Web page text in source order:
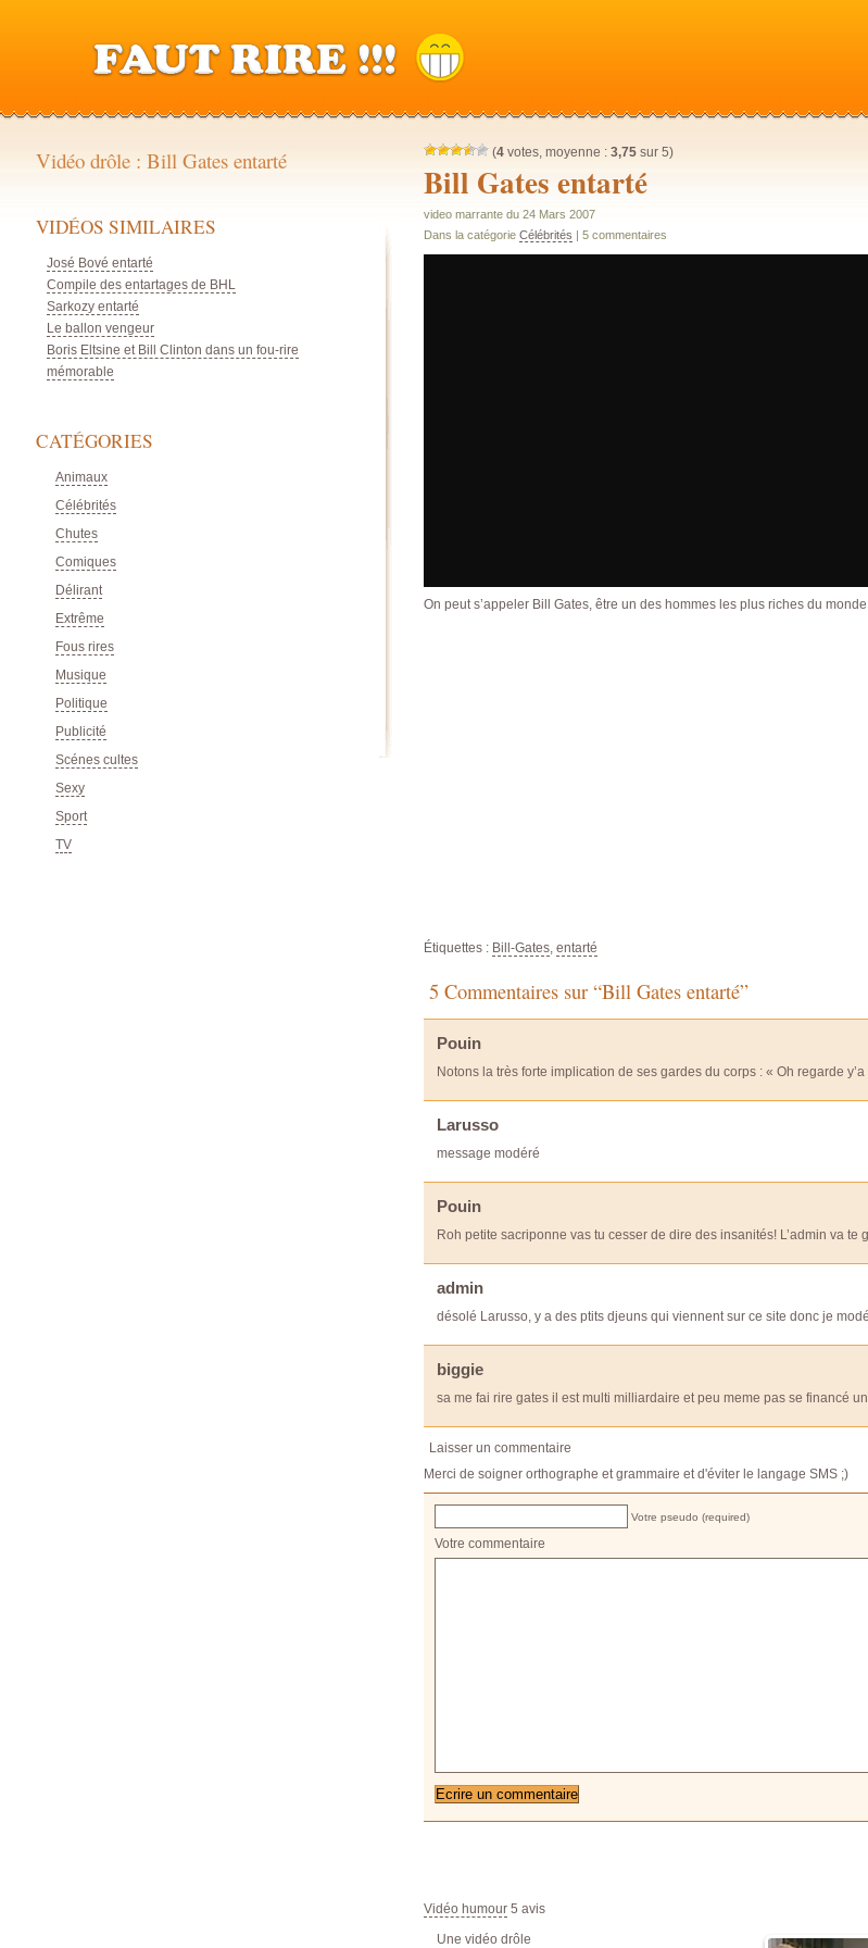
(4votes, moyenne : 3,75sur 5)
Bill Gates entarté
video marrante du 24 Mars 2007
Dans la catégorie Célébrités | 5 commentaires
On peut s’appeler Bill Gates, être un des hommes les plus riches du
Étiquettes : Bill-Gates, entarté
5 Commentaires sur “Bill Gates entarté”
Pouin
Notons la très forte implication de ses gardes du corps : « Oh regarde
Larusso
message modéré
Pouin
Roh petite sacriponne vas tu cesser de dire des insanités! L’admin va te
admin
désolé Larusso, y a des ptits djeuns qui viennent sur ce site donc je
biggie
sa me fai rire gates il est multi milliardaire et peu meme pas se financé
Laisser un commentaire
Merci de soigner orthographe et grammaire et d'éviter le langage SMS ;)
Votre pseudo (required)
Votre commentaire
Vidéo humour 5 avis
Une vidéo drôle
Vidéo drôle : Bill Gates entarté
VIDÉOS SIMILAIRES
José Bové entarté
Compile des entartages de BHL
Sarkozy entarté
Le ballon vengeur
Boris Eltsine et Bill Clinton dans un fou-rire
mémorable
CATÉGORIES
Animaux
Célébrités
Chutes
Comiques
Délirant
Extrême
Fous rires
Musique
Politique
Publicité
Scénes cultes
Sexy
Sport
TV